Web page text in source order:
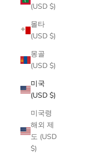
(USD $)
몰타
(USD $)
몽골
(USD $)
미국
(USD $)
미국령
해외 제
도 (USD
$)